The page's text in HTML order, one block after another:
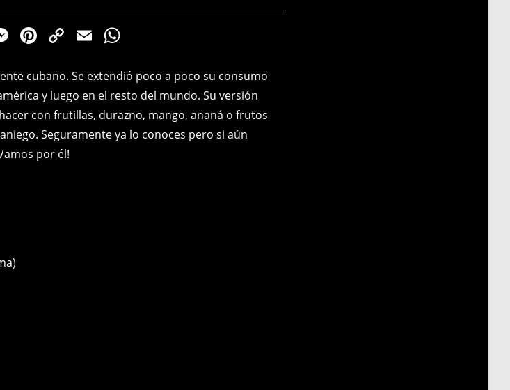
M
ss
e
n
g
Pi
er
e
st
C
p
y
Li
n
E
ai
l
at
s
A
p
cubano. Se extendió poco a poco su consumo
y luego en el resto del mundo. Su versión
con frutillas, durazno, mango, ananá o frutos
Seguramente ya lo conoces pero si aún
por él!